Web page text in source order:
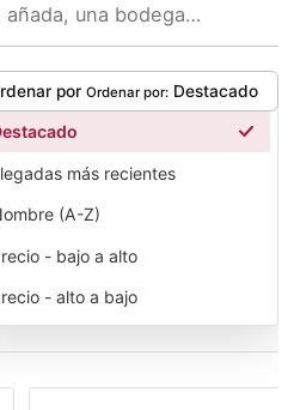
por Ordenar por: Destacado
más recientes
(A-Z)
- bajo a alto
- alto a bajo